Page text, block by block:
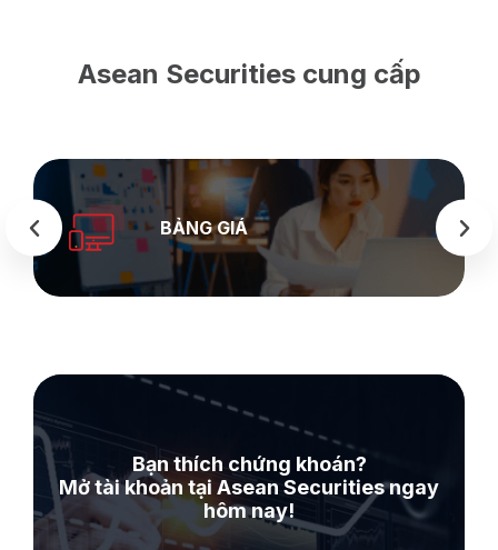
Asean Securities cung cấp
BẢNG GIÁ
Bạn thích chứng khoán?
Mở tài khoản tại Asean Securities ngay
hôm nay!